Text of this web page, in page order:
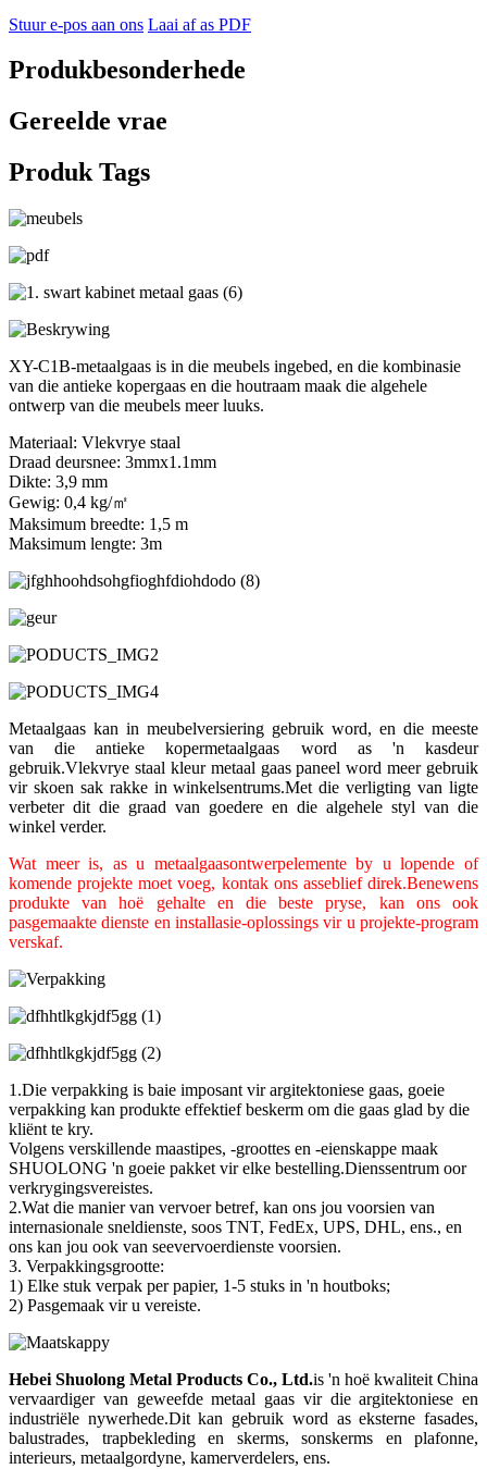
Stuur e-pos aan ons Laai af as PDF
Produkbesonderhede
Gereelde vrae
Produk Tags
XY-C1B-metaalgaas is in die meubels ingebed, en die kombinasie
van die antieke kopergaas en die houtraam maak die algehele
ontwerp van die meubels meer luuks.
Materiaal: Vlekvrye staal
Draad deursnee: 3mmx1.1mm
Dikte: 3,9 mm
Gewig: 0,4 kg/㎡
Maksimum breedte: 1,5 m
Maksimum lengte: 3m
Metaalgaas kan in meubelversiering gebruik word, en die meeste
van die antieke kopermetaalgaas word as 'n kasdeur
gebruik.Vlekvrye staal kleur metaal gaas paneel word meer gebruik
vir skoen sak rakke in winkelsentrums.Met die verligting van ligte
verbeter dit die graad van goedere en die algehele styl van die
winkel verder.
Wat meer is, as u metaalgaasontwerpelemente by u lopende of
komende projekte moet voeg, kontak ons ​​asseblief direk.Benewens
produkte van hoë gehalte en die beste pryse, kan ons ook
pasgemaakte dienste en installasie-oplossings vir u projekte-program
verskaf.
1.Die verpakking is baie imposant vir argitektoniese gaas, goeie
verpakking kan produkte effektief beskerm om die gaas glad by die
kliënt te kry.
Volgens verskillende maastipes, -groottes en -eienskappe maak
SHUOLONG 'n goeie pakket vir elke bestelling.Dienssentrum oor
verkrygingsvereistes.
2.Wat die manier van vervoer betref, kan ons jou voorsien van
internasionale sneldienste, soos TNT, FedEx, UPS, DHL, ens., en
ons kan jou ook van seevervoerdienste voorsien.
3. Verpakkingsgrootte:
1) Elke stuk verpak per papier, 1-5 stuks in 'n houtboks;
2) Pasgemaak vir u vereiste.
Hebei Shuolong Metal Products Co., Ltd.is 'n hoë kwaliteit China
vervaardiger van geweefde metaal gaas vir die argitektoniese en
industriële nywerhede.Dit kan gebruik word as eksterne fasades,
balustrades, trapbekleding en skerms, sonskerms en plafonne,
interieurs, metaalgordyne, kamerverdelers, ens.